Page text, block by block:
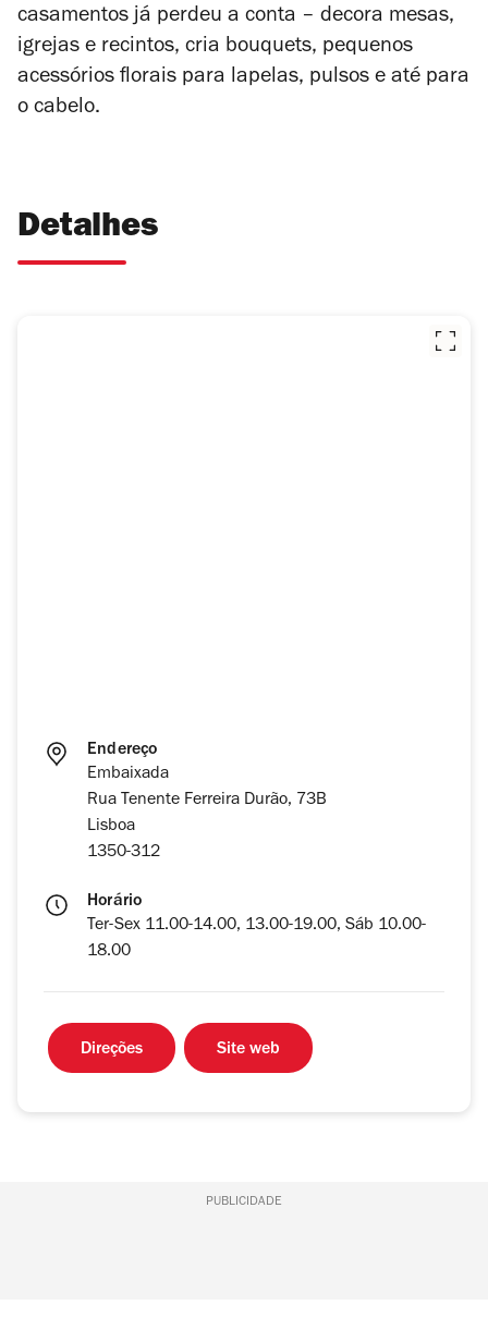
casamentos já perdeu a conta – decora mesas,
igrejas e recintos, cria bouquets, pequenos
acessórios florais para lapelas, pulsos e até para
o cabelo.
Detalhes
Endereço
Embaixada
Rua Tenente Ferreira Durão, 73B
Lisboa
1350-312
Horário
Ter-Sex 11.00-14.00, 13.00-19.00, Sáb 10.00-
18.00
Direções Site web
PUBLICIDADE